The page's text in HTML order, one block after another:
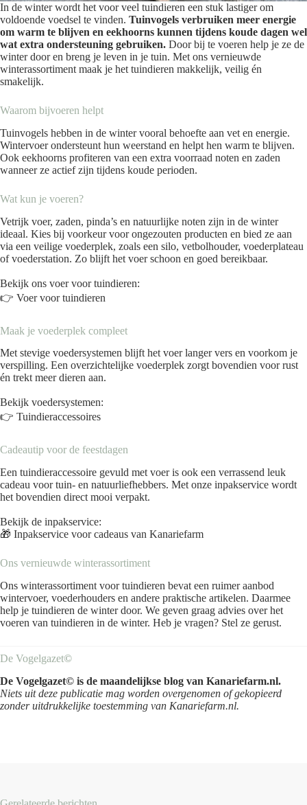
In de winter wordt het voor veel tuindieren een stuk lastiger om
voldoende voedsel te vinden. Tuinvogels verbruiken meer energie
om warm te blijven en eekhoorns kunnen tijdens koude dagen wel
wat extra ondersteuning gebruiken. Door bij te voeren help je ze de
winter door en breng je leven in je tuin. Met ons vernieuwde
winterassortiment maak je het tuindieren makkelijk, veilig én
smakelijk.
Waarom bijvoeren helpt
Tuinvogels hebben in de winter vooral behoefte aan vet en energie.
Wintervoer ondersteunt hun weerstand en helpt hen warm te blijven.
Ook eekhoorns profiteren van een extra voorraad noten en zaden
wanneer ze actief zijn tijdens koude perioden.
Wat kun je voeren?
Vetrijk voer, zaden, pinda’s en natuurlijke noten zijn in de winter
ideaal. Kies bij voorkeur voor ongezouten producten en bied ze aan
via een veilige voederplek, zoals een silo, vetbolhouder, voederplateau
of voederstation. Zo blijft het voer schoon en goed bereikbaar.
Bekijk ons voer voor tuindieren:
👉 Voer voor tuindieren
Maak je voederplek compleet
Met stevige voedersystemen blijft het voer langer vers en voorkom je
verspilling. Een overzichtelijke voederplek zorgt bovendien voor rust
én trekt meer dieren aan.
Bekijk voedersystemen:
👉 Tuindieraccessoires
Cadeautip voor de feestdagen
Een tuindieraccessoire gevuld met voer is ook een verrassend leuk
cadeau voor tuin- en natuurliefhebbers. Met onze inpakservice wordt
het bovendien direct mooi verpakt.
Bekijk de inpakservice:
🎁 Inpakservice voor cadeaus van Kanariefarm
Ons vernieuwde winterassortiment
Ons winterassortiment voor tuindieren bevat een ruimer aanbod
wintervoer, voederhouders en andere praktische artikelen. Daarmee
help je tuindieren de winter door. We geven graag advies over het
voeren van tuindieren in de winter. Heb je vragen? Stel ze gerust.
De Vogelgazet©
De Vogelgazet© is de maandelijkse blog van Kanariefarm.nl.
Niets uit deze publicatie mag worden overgenomen of gekopieerd
zonder uitdrukkelijke toestemming van Kanariefarm.nl.